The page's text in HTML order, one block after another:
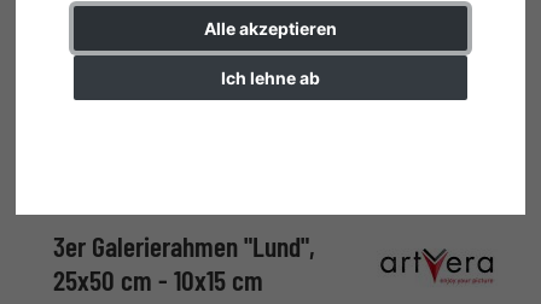
Alle akzeptieren
Ich lehne ab
3er Galerierahmen "Lund",
25x50 cm - 10x15 cm